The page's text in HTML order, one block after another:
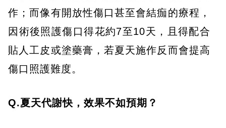
作；而像有開放性傷口甚至會結痂的療程，
因術後照護傷口得花約7至10天，且得配合
貼人工皮或塗藥膏，若夏天施作反而會提高
傷口照護難度。
Q.夏天代謝快，效果不如預期？